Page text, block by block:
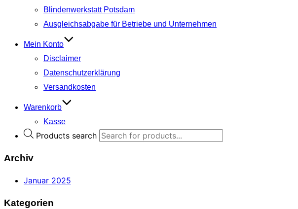
Blindenwerkstatt Potsdam
Ausgleichsabgabe für Betriebe und Unternehmen
Mein Konto
Disclaimer
Datenschutzerklärung
Versandkosten
Warenkorb
Kasse
Products search
Archiv
Januar 2025
Kategorien